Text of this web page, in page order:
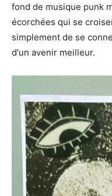
fond de musique punk
écorchées qui se
simplement de se
d'un avenir meilleur.